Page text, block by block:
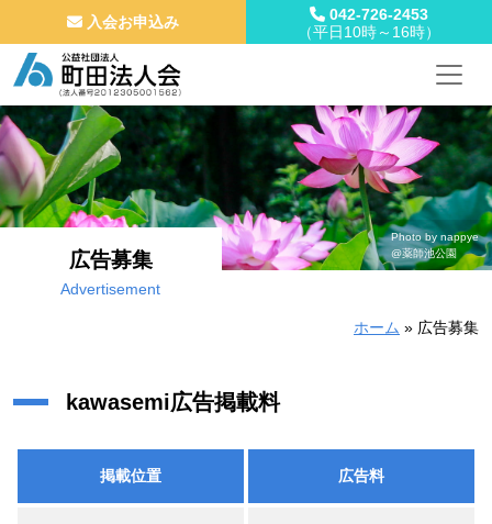
コンテンツへスキップ
メインナビゲーション
入会お申込み
042-726-2453
（平日10時～16時）
広告募集
Advertisement
Photo by nappye
@薬師池公園
ホーム » 広告募集
kawasemi広告掲載料
掲載位置 広告料